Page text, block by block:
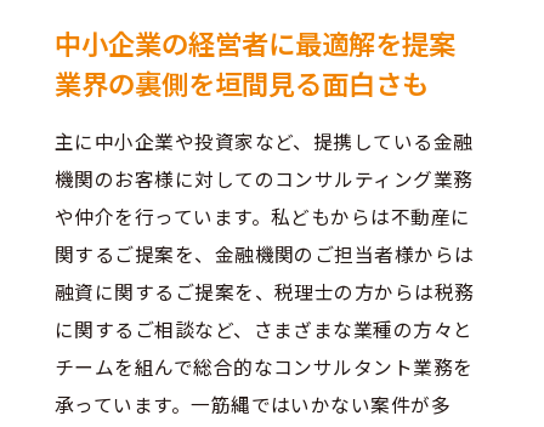
中小企業の経営者に最適解を提案
業界の裏側を垣間見る面白さも
主に中小企業や投資家など、提携している金融
機関のお客様に対してのコンサルティング業務
や仲介を行っています。私どもからは不動産に
関するご提案を、金融機関のご担当者様からは
融資に関するご提案を、税理士の方からは税務
に関するご相談など、さまざまな業種の方々と
チームを組んで総合的なコンサルタント業務を
承っています。一筋縄ではいかない案件が多